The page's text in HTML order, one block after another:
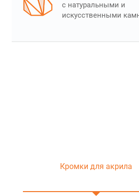
с натуральными и
искусственными
Кромки для акрила